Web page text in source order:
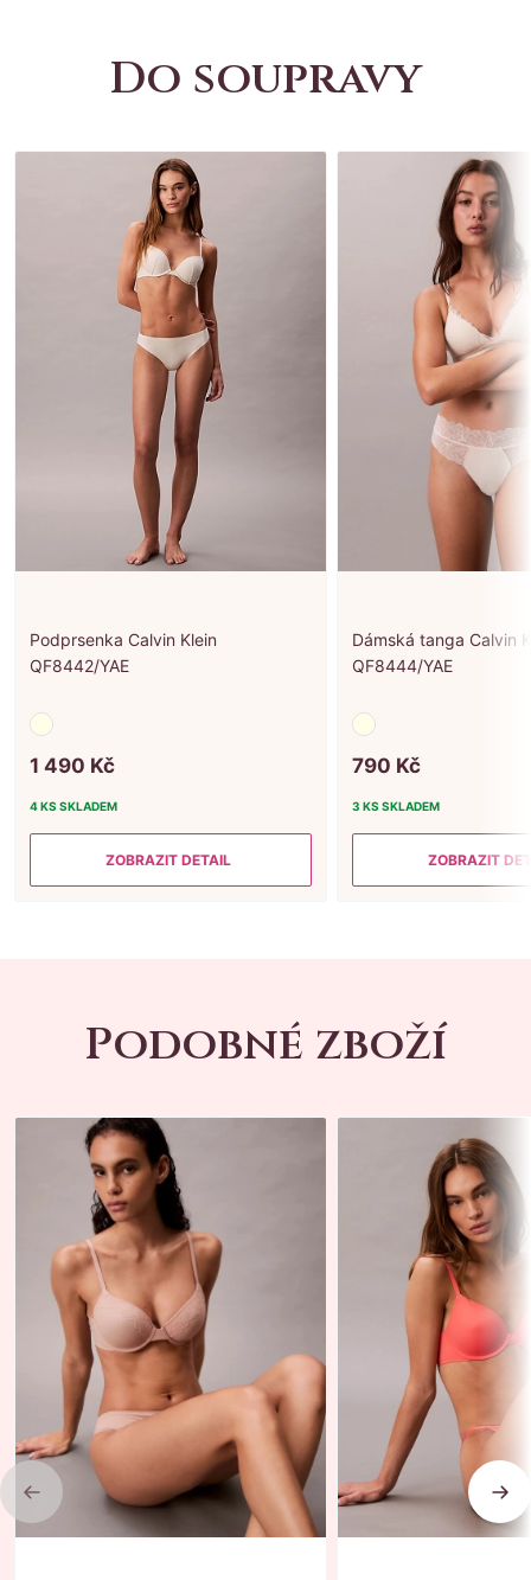
Do soupravy
Podprsenka Calvin Klein
QF8442/YAE
1 490 Kč
4 KS SKLADEM
ZOBRAZIT DETAIL
Dámská tanga Calvin
QF8444/YAE
790 Kč
3 KS SKLADEM
ZOBRAZIT
Podobné zboží
Previous